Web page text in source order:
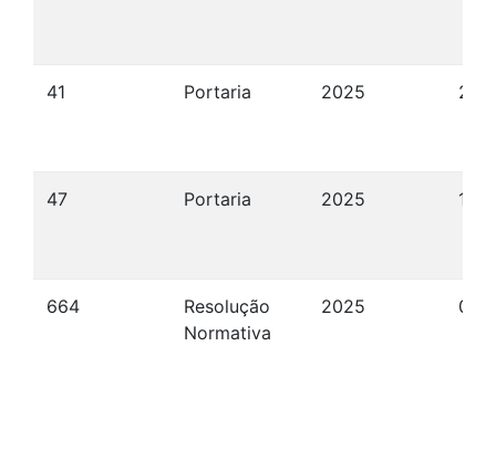
41 Portaria 2025 24/
47 Portaria 2025 11/
664
Resolução
Normativa
2025 08/